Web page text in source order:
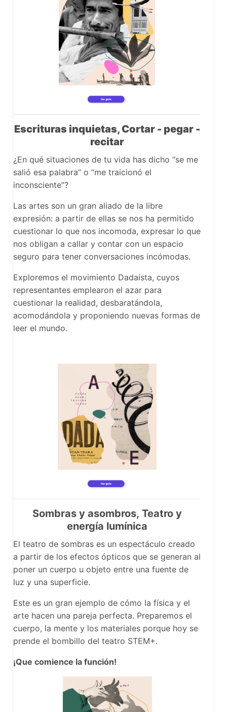
Escrituras inquietas, Cortar - pegar -
recitar
¿En qué situaciones de tu vida has dicho “se me
salió esa palabra” o “me traicionó el
inconsciente”?
Las artes son un gran aliado de la libre
expresión: a partir de ellas se nos ha permitido
cuestionar lo que nos incomoda, expresar lo que
nos obligan a callar y contar con un espacio
seguro para tener conversaciones incómodas.
Exploremos el movimiento Dadaísta, cuyos
representantes emplearon el azar para
cuestionar la realidad, desbaratándola,
acomodándola y proponiendo nuevas formas de
leer el mundo.
Sombras y asombros, Teatro y
energía lumínica
El teatro de sombras es un espectáculo creado
a partir de los efectos ópticos que se generan al
poner un cuerpo u objeto entre una fuente de
luz y una superficie.
Este es un gran ejemplo de cómo la física y el
arte hacen una pareja perfecta. Preparemos el
cuerpo, la mente y los materiales porque hoy se
prende el bombillo del teatro STEM+.
¡Que comience la función!